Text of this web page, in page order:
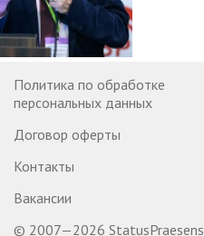
Политика по обработке
персональных данных
Договор оферты
Контакты
Вакансии
© 2007—2026 StatusPraesens